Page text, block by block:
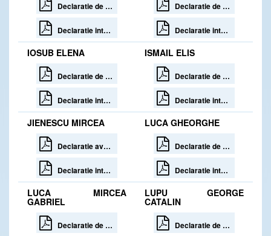
Declaratie de avere 30 zile de la incetare
Declaratie interese 30 zile de la incetare
Declaratie de avere 30 zile de la incetare
Declaratie interese 30 zile de la incetare
IOSUB ELENA
Declaratie de avere
Declaratie interese
ISMAIL ELIS
Declaratie de avere
Declaratie interese
JIENESCU MIRCEA
Declaratie avere Jienescu Mircea
Declaratie interese Jienescu Mircea
LUCA GHEORGHE
Declaratie de avere 30 zile de la incetare
Declaratie interese 30 zile de la incetare
LUCA MIRCEA
GABRIEL
Declaratie de avere
LUPU GEORGE
CATALIN
Declaratie de avere 30 zile de la incetare